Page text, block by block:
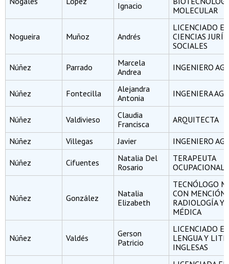
Ignacio
MOLECULAR
Nogueira Muñoz Andrés
LICENCIADO
CIENCIAS
SOCIALES
Núñez Parrado
Marcela
Andrea
INGENIERO
Núñez Fontecilla
Alejandra
Antonia
INGENIERA
Núñez Valdivieso
Claudia
Francisca
ARQUITECTA
Núñez Villegas Javier INGENIERO
Núñez Cifuentes
Natalia Del
Rosario
TERAPEUTA
OCUPACIONAL
Núñez González
Natalia
Elizabeth
TECNÓLOGO
CON MENCIÓN
RADIOLOGÍA Y
MÉDICA
Núñez Valdés
Gerson
Patricio
LICENCIADO
LENGUA Y
INGLESAS